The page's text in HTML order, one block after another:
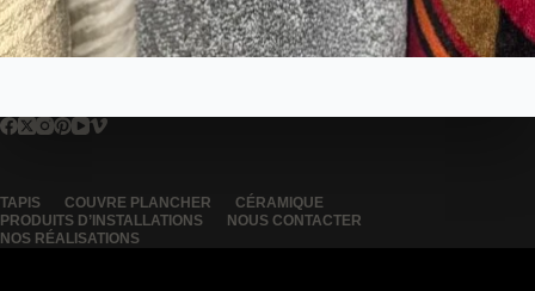
TAPIS COUVRE PLANCHER
CÉRAMIQUE
PRODUITS D’INSTALLATIONS
NOUS CONTACTER
NOS RÉALISATIONS